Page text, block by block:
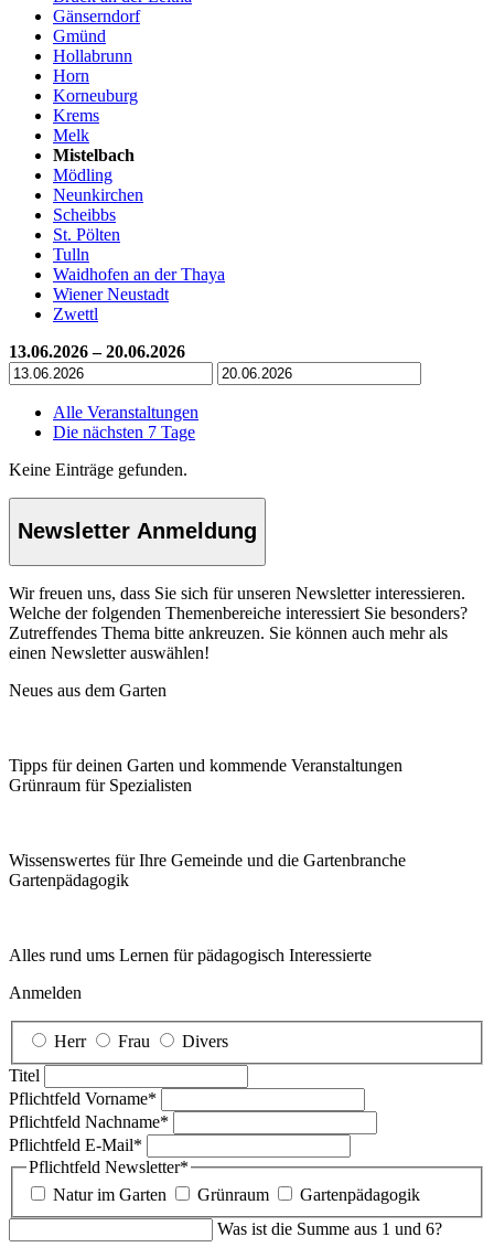
Gänserndorf
Gmünd
Hollabrunn
Horn
Korneuburg
Krems
Melk
Mistelbach
Mödling
Neunkirchen
Scheibbs
St. Pölten
Tulln
Waidhofen an der Thaya
Wiener Neustadt
Zwettl
13.06.2026 – 20.06.2026
Alle Veranstaltungen
Die nächsten 7 Tage
Keine Einträge gefunden.
Newsletter Anmeldung
Wir freuen uns, dass Sie sich für unseren Newsletter interessieren.
Welche der folgenden Themenbereiche interessiert Sie besonders?
Zutreffendes Thema bitte ankreuzen. Sie können auch mehr als
einen Newsletter auswählen!
Neues aus dem Garten
Tipps für deinen Garten und kommende Veranstaltungen
Grünraum für Spezialisten
Wissenswertes für Ihre Gemeinde und die Gartenbranche
Garten­pädagogik
Alles rund ums Lernen für pädagogisch Interessierte
Anmelden
Herr Frau
Divers
Titel
Pflichtfeld Vorname*
Pflichtfeld Nachname*
Pflichtfeld E-Mail*
Pflichtfeld Newsletter*
Natur im Garten
Grünraum
Gartenpädagogik
Was ist die Summe aus 1 und 6?